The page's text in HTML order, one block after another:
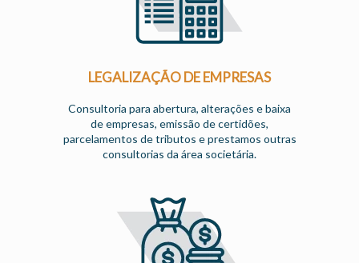
LEGALIZAÇÃO DE EMPRESAS
Consultoria para abertura, alterações e baixa
de empresas, emissão de certidões,
parcelamentos de tributos e prestamos outras
consultorias da área societária.